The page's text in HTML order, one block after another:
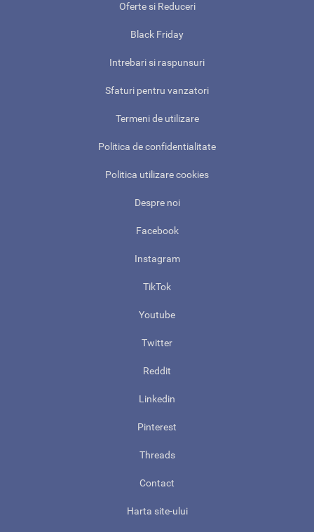
Oferte si Reduceri
Black Friday
Intrebari si raspunsuri
Sfaturi pentru vanzatori
Termeni de utilizare
Politica de confidentialitate
Politica utilizare cookies
Despre noi
Facebook
Instagram
TikTok
Youtube
Twitter
Reddit
Linkedin
Pinterest
Threads
Contact
Harta site-ului